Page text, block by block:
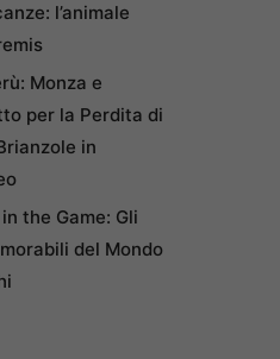
l’animale
Monza e
per la Perdita di
in
the Game: Gli
del Mondo